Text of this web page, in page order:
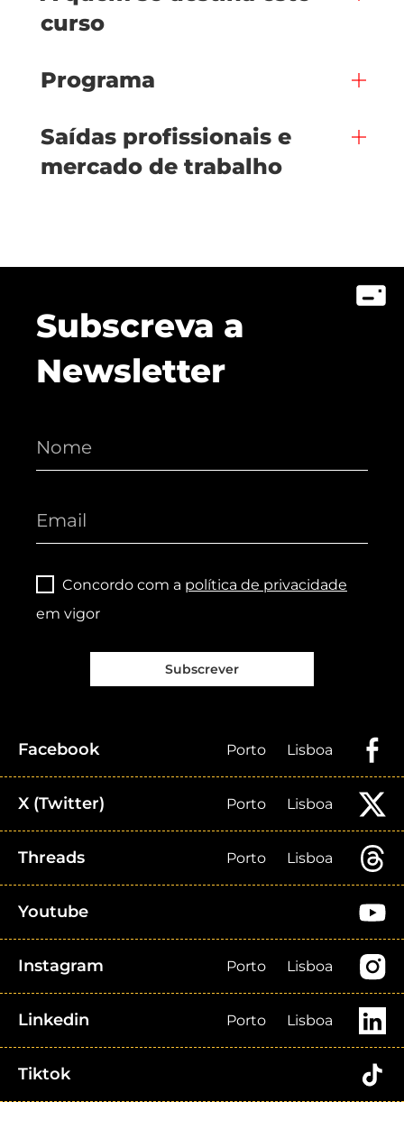
curso
Programa
Saídas profissionais e
mercado de trabalho
Subscreva a
Newsletter
Concordo com a política de privacidade
em vigor
Subscrever
Facebook Porto Lisboa
X (Twitter) Porto Lisboa
Threads Porto Lisboa
Youtube
Instagram Porto Lisboa
Linkedin Porto Lisboa
Tiktok